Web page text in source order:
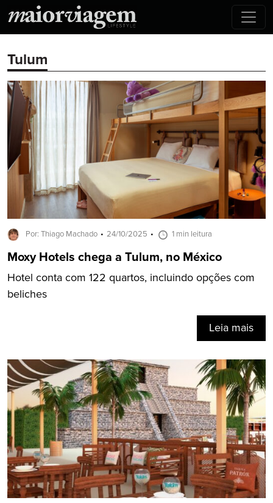
Tulum
Por: Thiago Machado 24/10/2025 1 min leitura
Moxy Hotels chega a Tulum, no México
Hotel conta com 122 quartos, incluindo opções com
beliches
Leia mais